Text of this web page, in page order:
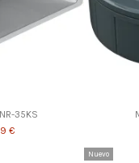
35KS
€
Nuevo